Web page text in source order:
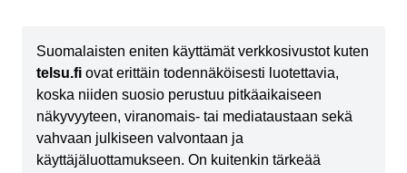
Suomalaisten eniten käyttämät verkkosivustot kuten
telsu.fi ovat erittäin todennäköisesti luotettavia,
koska niiden suosio perustuu pitkäaikaiseen
näkyvyyteen, viranomais- tai mediataustaan sekä
vahvaan julkiseen valvontaan ja
käyttäjäluottamukseen. On kuitenkin tärkeää